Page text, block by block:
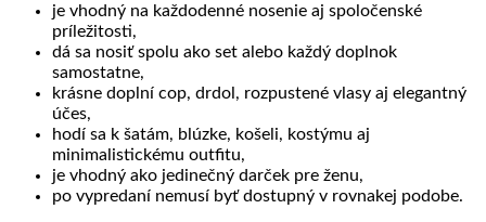
je vhodný na každodenné nosenie aj spoločenské
príležitosti,
dá sa nosiť spolu ako set alebo každý doplnok
samostatne,
krásne doplní cop, drdol, rozpustené vlasy aj elegantný
účes,
hodí sa k šatám, blúzke, košeli, kostýmu aj
minimalistickému outfitu,
je vhodný ako jedinečný darček pre ženu,
po vypredaní nemusí byť dostupný v rovnakej podobe.